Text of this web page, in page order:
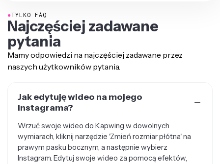
●TYLKO FAQ
Najczęściej zadawane
pytania
Mamy odpowiedzi na najczęściej zadawane przez
naszych użytkowników pytania.
Jak edytuję wideo na mojego
Instagrama?
Wrzuć swoje wideo do Kapwing w dowolnych
wymiarach, kliknij narzędzie 'Zmień rozmiar płótna' na
prawym pasku bocznym, a następnie wybierz
Instagram. Edytuj swoje wideo za pomocą efektów,